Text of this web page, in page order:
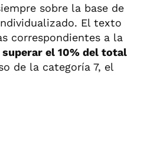
sobre la base de
El texto
correspondientes a la
superar el 10% del total
de la categoría 7, el